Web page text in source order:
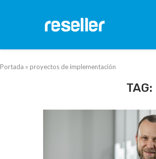
Portada » proyectos de implementación
TAG: